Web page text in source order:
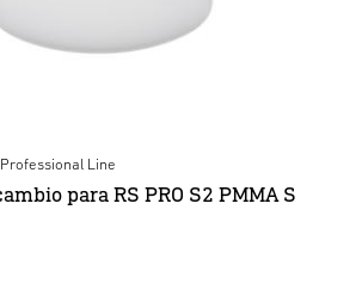
Line
para RS PRO S2 PMMA S